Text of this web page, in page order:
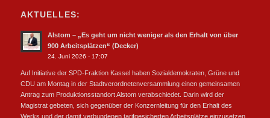
AKTUELLES:
Alstom – „Es geht um nicht weniger als den Erhalt von über
900 Arbeitsplätzen“ (Decker)
24. Juni 2026 - 17:07
Auf Initiative der SPD-Fraktion Kassel haben Sozialdemokraten, Grüne und
CDU am Montag in der Stadtverordnetenversammlung einen gemeinsamen
Antrag zum Produktionsstandort Alstom verabschiedet. Darin wird der
Magistrat gebeten, sich gegenüber der Konzernleitung für den Erhalt des
Werks und der damit verbundenen tarifgesicherten Arbeitsplätze einzusetzen.